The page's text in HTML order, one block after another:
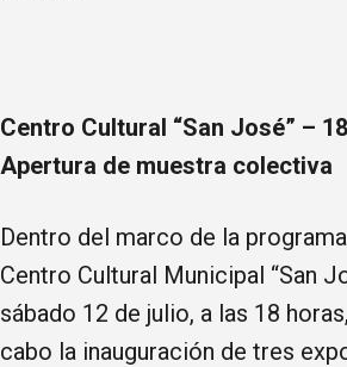
Centro Cultural “San José” –
Apertura de muestra colectiva
Dentro del marco de la
Centro Cultural Municipal “San
sábado 12 de julio, a las 18
cabo la inauguración de tres